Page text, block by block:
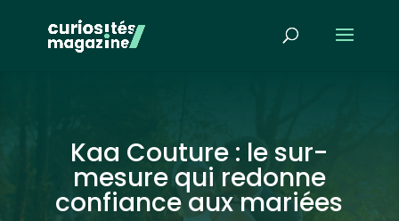
Kaa Couture : le sur-
mesure qui redonne
confiance aux mariées